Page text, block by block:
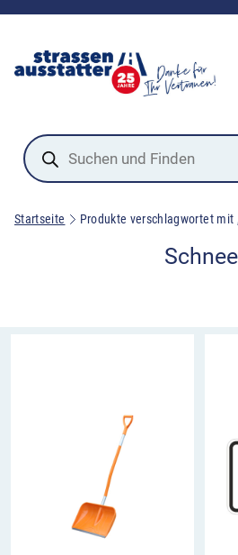
Products
search
Startseite Produkte verschlagwortet mit
Schnee